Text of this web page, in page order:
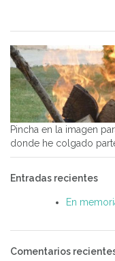
Pincha en la imagen
donde he colgado
Entradas recientes
En
Comentarios